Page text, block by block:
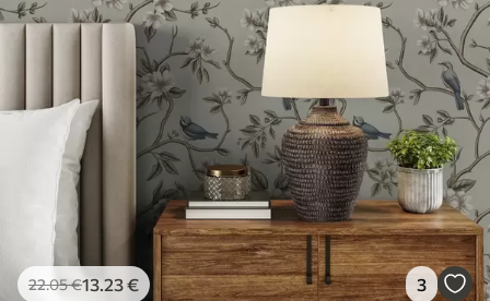
22.05€13.23€ 3